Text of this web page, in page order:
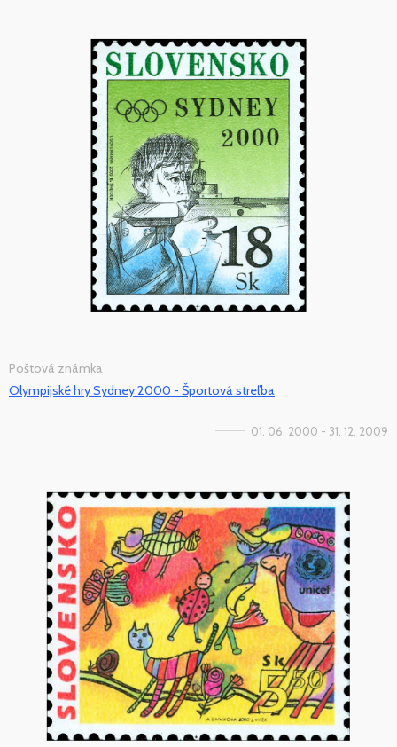
Poštová známka
Olympijské hry Sydney 2000 - Športová streľba
01. 06. 2000 - 31. 12. 2009